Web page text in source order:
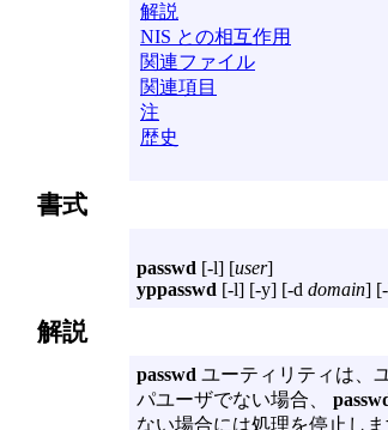
解説
NIS との相互作用
関連ファイル
関連項目
注
歴史
書式
passwd [-l] [user]
yppasswd [-l] [-y] [-d domain] [
解説
passwd ユーティリティは、
パユーザでない場合、
ない場合には処理を停止しま